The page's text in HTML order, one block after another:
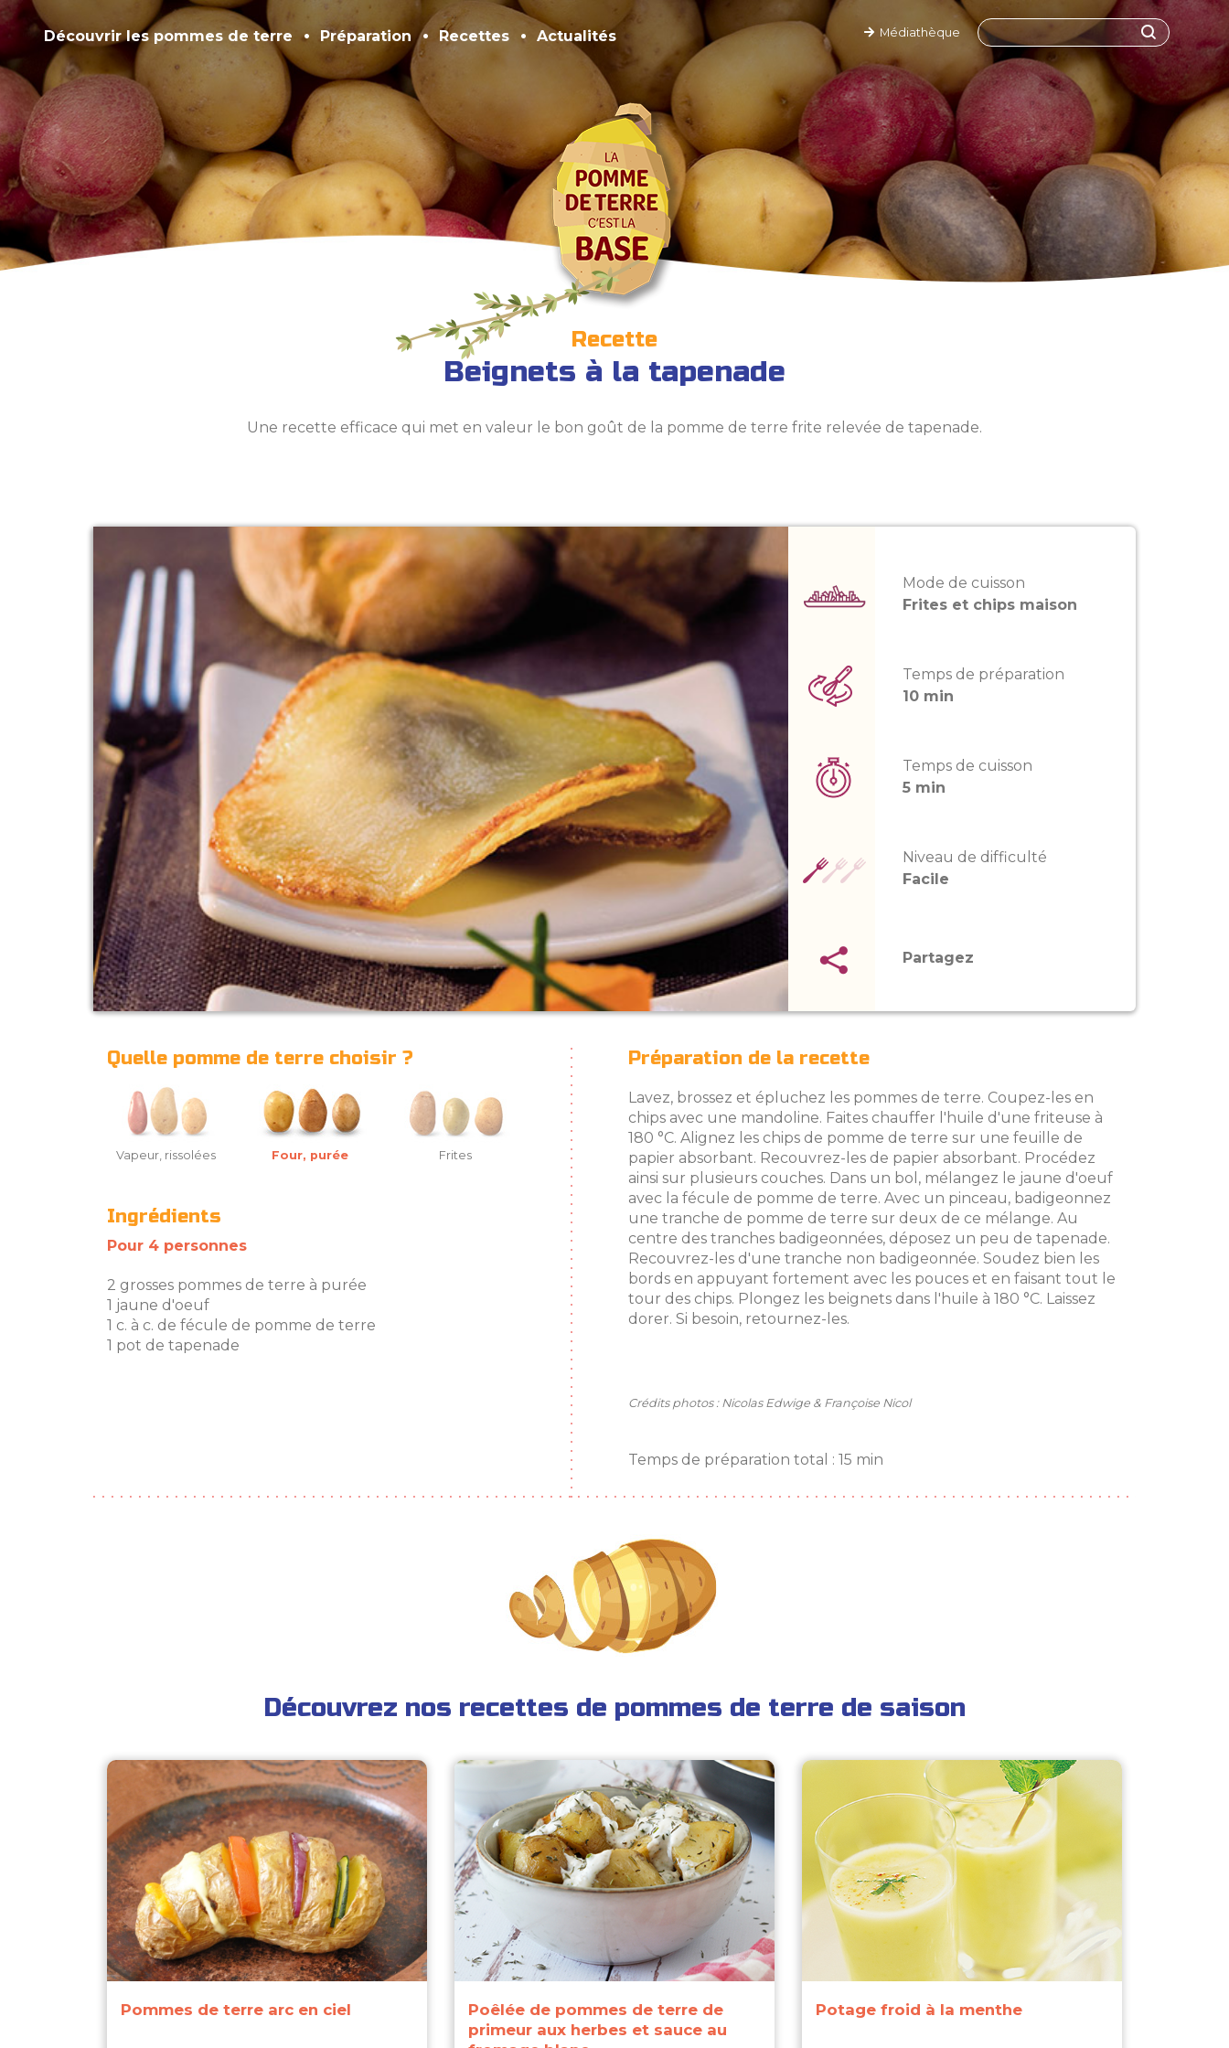
Découvrir les pommes de terre Préparation Recettes Actualités Médiathèque
Recette
Beignets à la tapenade
Une recette efficace qui met en valeur le bon goût de la pomme de terre frite relevée de tapenade.
Mode de cuisson
Frites et chips maison
Temps de préparation
10 min
Temps de cuisson
5 min
Niveau de difficulté
Facile
Partagez
Quelle pomme de terre choisir ?
Vapeur, rissolées Four, purée Frites
Ingrédients
Pour 4 personnes
2 grosses pommes de terre à purée
1 jaune d'oeuf
1 c. à c. de fécule de pomme de terre
1 pot de tapenade
Préparation de la recette
Lavez, brossez et épluchez les pommes de terre. Coupez-les en
chips avec une mandoline. Faites chauffer l'huile d'une friteuse à
180 °C. Alignez les chips de pomme de terre sur une feuille de
papier absorbant. Recouvrez-les de papier absorbant. Procédez
ainsi sur plusieurs couches. Dans un bol, mélangez le jaune d'oeuf
avec la fécule de pomme de terre. Avec un pinceau, badigeonnez
une tranche de pomme de terre sur deux de ce mélange. Au
centre des tranches badigeonnées, déposez un peu de tapenade.
Recouvrez-les d'une tranche non badigeonnée. Soudez bien les
bords en appuyant fortement avec les pouces et en faisant tout le
tour des chips. Plongez les beignets dans l'huile à 180 °C. Laissez
dorer. Si besoin, retournez-les.
Crédits photos : Nicolas Edwige & Françoise Nicol
Temps de préparation total : 15 min
Découvrez nos recettes de pommes de terre de saison
Pommes de terre arc en ciel
Poêlée de pommes de terre de
primeur aux herbes et sauce au
Potage froid à la menthe